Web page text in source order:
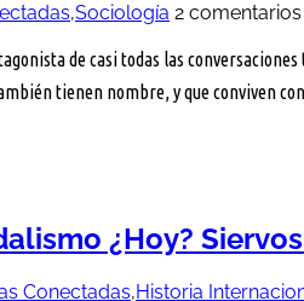
,Sociología 2 comentarios
de casi todas las
tienen nombre, y que conviven
¿Hoy?
Conectadas,Historia